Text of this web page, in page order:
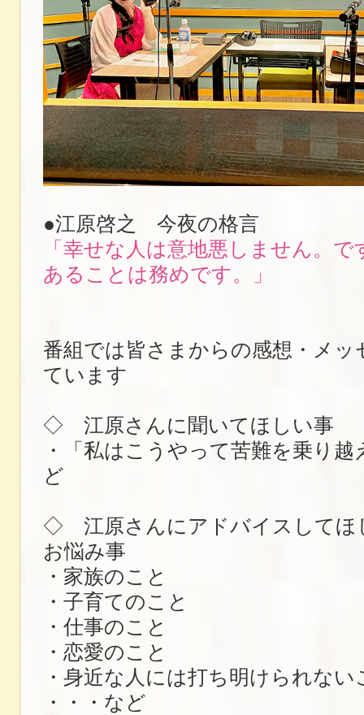
●江原啓之 今夜の格言
「幸せな人は意地悪しません。
あることは務めです。」
番組では皆さまからの感想・メッ
ています
◇ 江原さんに聞いてほしい事
・「私はこうやって苦難を乗り越
ど
◇ 江原さんにアドバイスしてほ
お悩み事
・家族のこと
・子育てのこと
・仕事のこと
・恋愛のこと
・身近な人には打ち明けられない
・・・など